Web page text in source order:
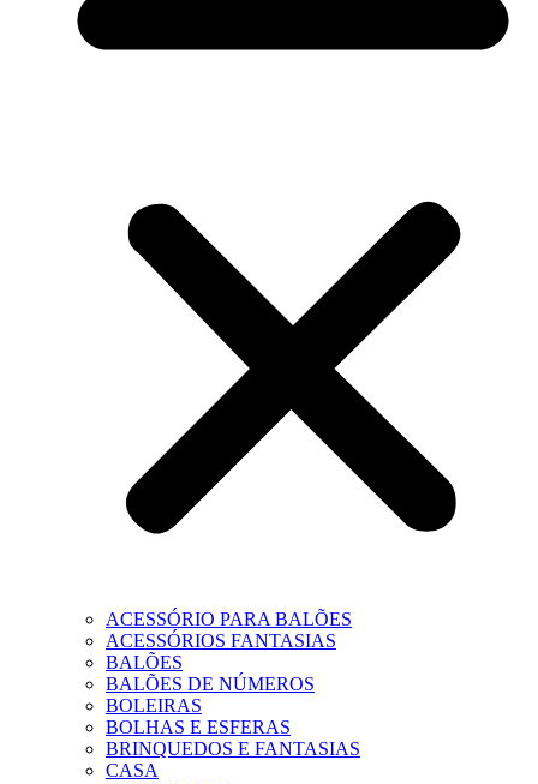
ACESSÓRIO PARA BALÕES
ACESSÓRIOS FANTASIAS
BALÕES
BALÕES DE NÚMEROS
BOLEIRAS
BOLHAS E ESFERAS
BRINQUEDOS E FANTASIAS
CASA